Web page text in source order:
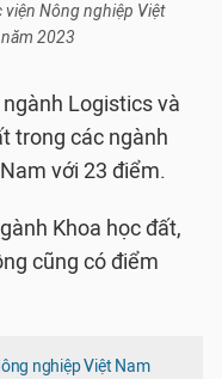
Nông nghiệp Việt
2023
Logistics và
trong các ngành
với 23 điểm.
Khoa học đất,
cũng có điểm
nghiệp Việt Nam